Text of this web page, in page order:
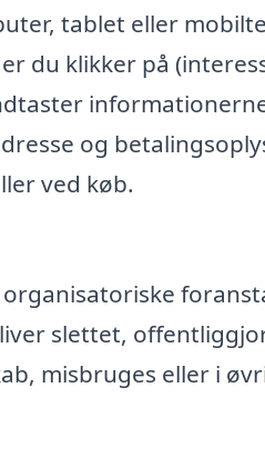
tablet eller
du klikker på
og
ved køb.
slettet,
misbruges eller i